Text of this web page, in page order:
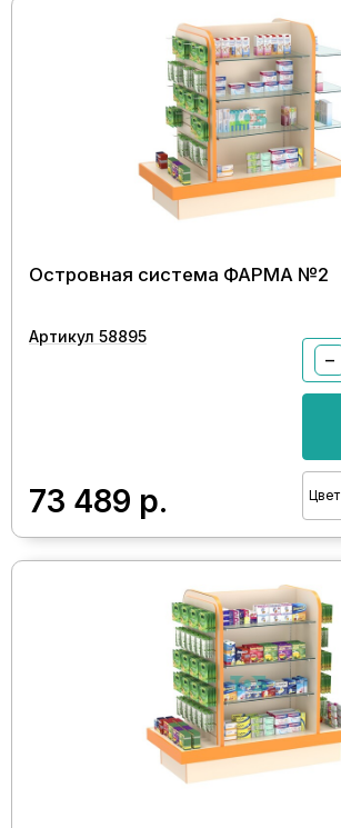
Островная система ФАРМА №2
Артикул 58895
73 489 р.
−
Цвет